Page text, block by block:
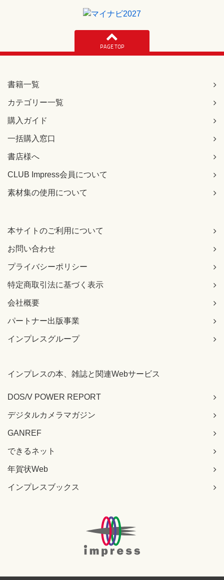
PAGE TOP
書籍一覧
カテゴリー一覧
購入ガイド
一括購入窓口
書店様へ
CLUB Impress会員について
素材集の使用について
本サイトのご利用について
お問い合わせ
プライバシーポリシー
特定商取引法に基づく表示
会社概要
パートナー出版事業
インプレスグループ
インプレスの本、雑誌と関連Webサービス
DOS/V POWER REPORT
デジタルカメラマガジン
GANREF
できるネット
年賀状Web
インプレスブックス